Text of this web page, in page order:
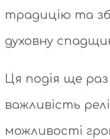
традицію та
духовну
Ця подія ще
важливість
можливості